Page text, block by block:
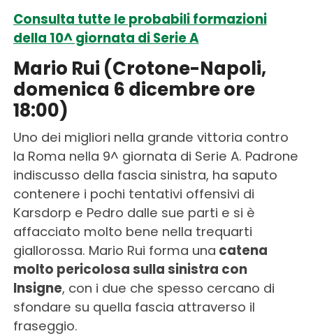
Consulta tutte le probabili formazioni
della 10^ giornata di Serie A
Mario Rui (Crotone-Napoli,
domenica 6 dicembre ore
18:00)
Uno dei migliori nella grande vittoria contro
la Roma nella 9^ giornata di Serie A. Padrone
indiscusso della fascia sinistra, ha saputo
contenere i pochi tentativi offensivi di
Karsdorp e Pedro dalle sue parti e si è
affacciato molto bene nella trequarti
giallorossa. Mario Rui forma una catena
molto pericolosa sulla sinistra con
Insigne, con i due che spesso cercano di
sfondare su quella fascia attraverso il
fraseggio.